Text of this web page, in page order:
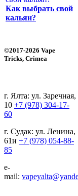
Как выбрать свой
кальян?
©2017-2026 Vape
Tricks, Crimea
г. Ялта: ул. Заречная,
10 +7 (978) 304-17-
60
г. Судак: ул. Ленина,
61и +7 (978) 054-88-
85
e-
mail: